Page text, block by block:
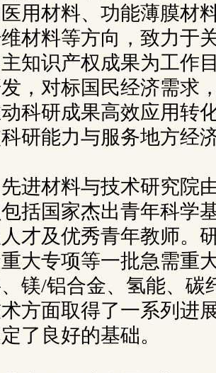
用材料、功能薄膜材
材料等方向，致力于
知识产权成果为工作
，对标国民经济需求
科研成果高效应用转
研能力与服务地方经
先进材料与技术研究院
包括国家杰出青年科学
才及优秀青年教师。
大专项等一批急需重
镁/铝合金、氢能、碳
方面取得了一系列进
了良好的基础。